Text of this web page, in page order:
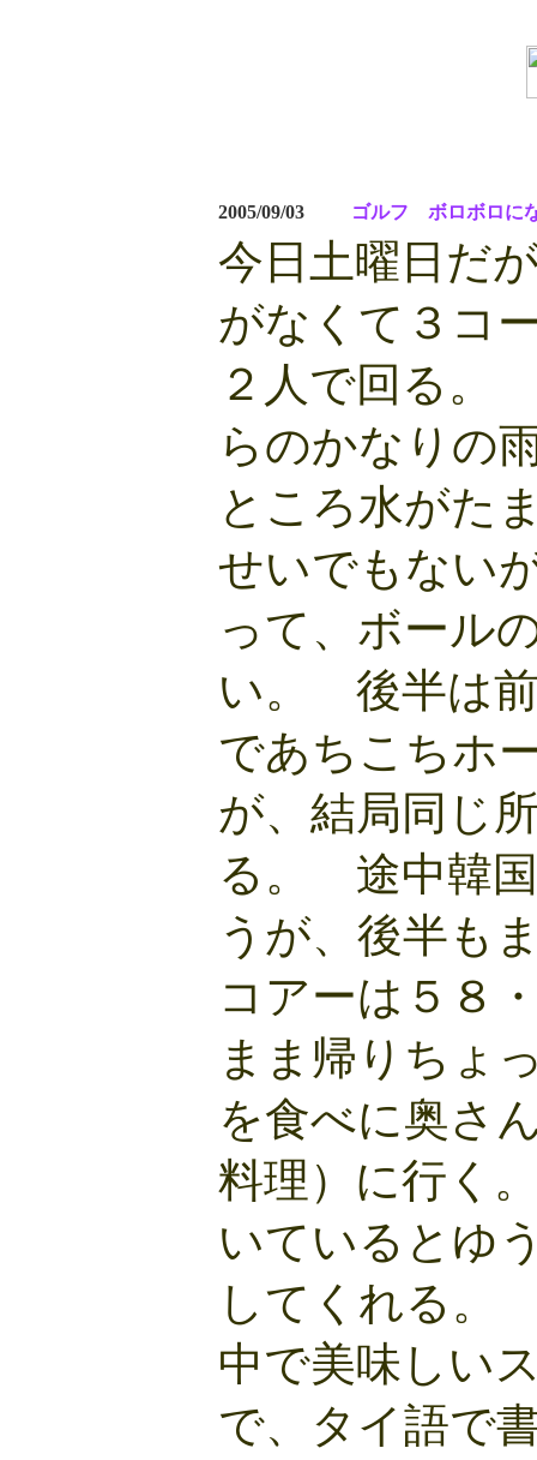
2005/09/03 ゴルフ ボロボロに
今日土曜日だ
がなくて３コ
２人で回る。
らのかなりの
ところ水がた
せいでもない
って、ボール
い。 後半は
であちこちホ
が、結局同じ
る。 途中韓
うが、後半も
コアーは５８
まま帰りちょ
を食べに奥さ
料理）に行く
いているとゆ
してくれる。
中で美味しい
で、タイ語で